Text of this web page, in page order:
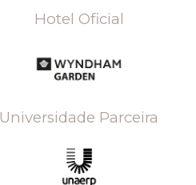
Hotel Oficial
Universidade Parceira